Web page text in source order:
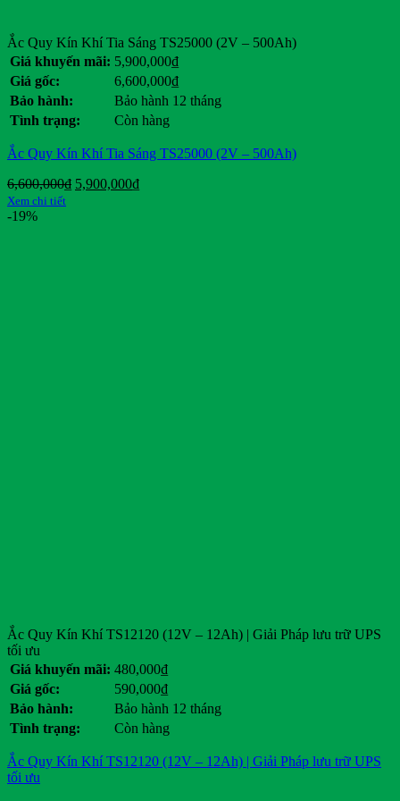
Ắc Quy Kín Khí Tia Sáng TS25000 (2V – 500Ah)
Giá khuyến mãi: 5,900,000₫
Giá gốc:
6,600,000₫
Bảo hành:
Bảo hành 12 tháng
Tình trạng:
Còn hàng
Ắc Quy Kín Khí Tia Sáng TS25000 (2V – 500Ah)
6,600,000₫ Giá
5,900,000₫Giá
Xem chi tiết
-19%
Ắc Quy Kín Khí TS12120 (12V – 12Ah) | Giải Pháp lưu trữ UPS
tối ưu
Giá khuyến mãi: 480,000₫
Giá gốc:
590,000₫
Bảo hành:
Bảo hành 12 tháng
Tình trạng:
Còn hàng
Ắc Quy Kín Khí TS12120 (12V – 12Ah) | Giải Pháp lưu trữ UPS
tối ưu